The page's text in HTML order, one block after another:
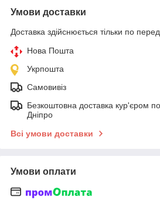
Умови доставки
Доставка здійснюється тільки по
Нова Пошта
Укрпошта
Самовивіз
Безкоштовна доставка кур'єром
Дніпро
Всі умови доставки
Умови оплати